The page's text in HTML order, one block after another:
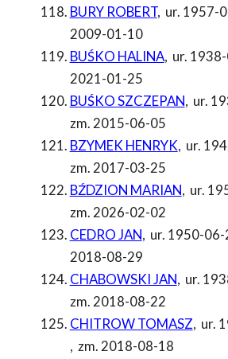
BURY ROBERT, ur. 1957-
2009-01-10
BUŚKO HALINA, ur.
2021-01-25
BUŚKO SZCZEPAN, ur.
zm. 2015-06-05
BZYMEK HENRYK, ur.
zm. 2017-03-25
BŹDZION MARIAN, ur.
zm. 2026-02-02
CEDRO JAN, ur. 1950-06-
2018-08-29
CHABOWSKI JAN, ur.
zm. 2018-08-22
CHITROW TOMASZ, ur.
, zm. 2018-08-18